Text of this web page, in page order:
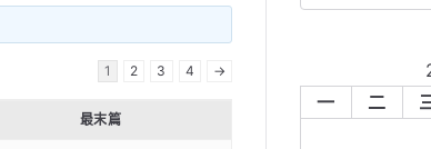
1 2 3 4 →
最末篇
一
二